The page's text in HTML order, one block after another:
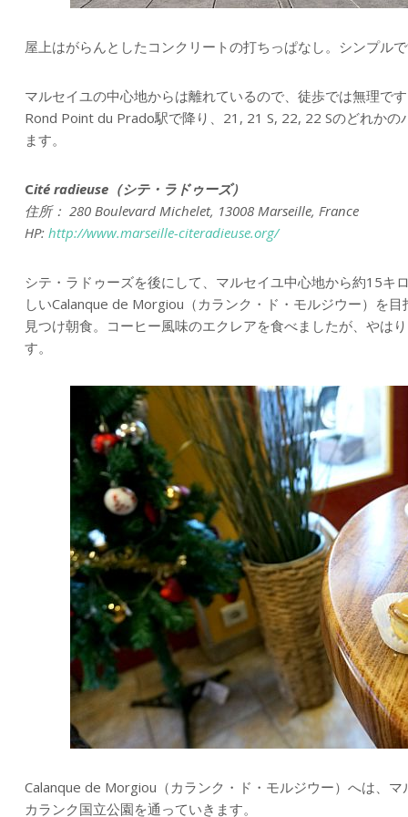
屋上はがらんとしたコンクリートの打ちっぱなし。シンプル
マルセイユの中心地からは離れているので、徒歩では無理で
Rond Point du Prado駅で降り、21, 21 S, 22, 22 Sのどれか
ます。
Cité radieuse（シテ・ラドゥーズ）
住所： 280 Boulevard Michelet, 13008 Marseille, France
HP: http://www.marseille-citeradieuse.org/
シテ・ラドゥーズを後にして、マルセイユ中心地から約15キ
しいCalanque de Morgiou（カランク・ド・モルジウー）を
見つけ朝食。コーヒー風味のエクレアを食べましたが、やは
す。
Calanque de Morgiou（カランク・ド・モルジウー）へは、
カランク国立公園を通っていきます。